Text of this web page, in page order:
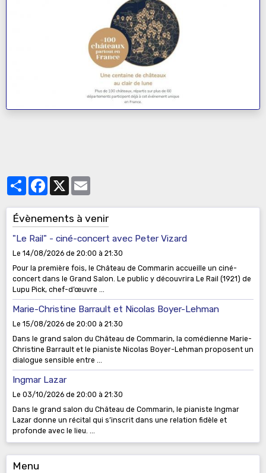
PartagerFacebook
Évènements à venir
"Le Rail" - ciné-concert avec Peter Vizard
Le 14/08/2026 de 20:00 à 21:30
Pour la première fois, le Château de Commarin accueille un ciné-
concert dans le Grand Salon. Le public y découvrira Le Rail (1921) de
Lupu Pick, chef-d’œuvre ...
Marie-Christine Barrault et Nicolas Boyer-Lehman
Le 15/08/2026 de 20:00 à 21:30
Dans le grand salon du Château de Commarin, la comédienne Marie-
Christine Barrault et le pianiste Nicolas Boyer-Lehman proposent un
dialogue sensible entre ...
Ingmar Lazar
Le 03/10/2026 de 20:00 à 21:30
Dans le grand salon du Château de Commarin, le pianiste Ingmar
Lazar donne un récital qui s’inscrit dans une relation fidèle et
profonde avec le lieu. ...
Menu